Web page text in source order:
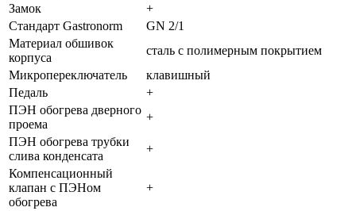
Замок
+
Стандарт Gastronorm
GN 2/1
Материал обшивок
корпуса
сталь с полимерным покрытием
Микропереключатель
клавишный
Педаль
+
ПЭН обогрева дверного
проема
+
ПЭН обогрева трубки
слива конденсата
+
Компенсационный
клапан с ПЭНом
обогрева
+